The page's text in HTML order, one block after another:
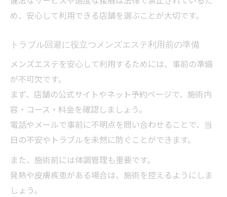
め、安心して利用できる店舗を選ぶことが大切です。
トラブル回避に役立つメンズエステ利用前の準備
メンズエステを安心して利用するためには、事前の準備
が不可欠です。
まず、店舗の公式サイトやネット予約ページで、施術内
容・コース・料金を確認しましょう。
電話やメールで事前に不明点を問い合わせることで、当
日の不安やトラブルを未然に防ぐことができます。
また、施術前には体調管理も重要です。
発熱や皮膚疾患がある場合は、施術を控えるようにしま
しょう。